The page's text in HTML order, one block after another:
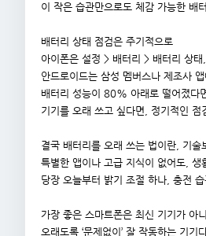
이 작은 습관만으로도 체감 가능한 배
배터리 상태 점검은 주기적으로
아이폰은 설정 > 배터리 > 배터리 상태,
안드로이드는 삼성 멤버스나 제조사
배터리 성능이 80% 아래로 떨어졌다
기기를 오래 쓰고 싶다면, 정기적인 점
결국 배터리를 오래 쓰는 법이란, 기술
특별한 앱이나 고급 지식이 없어도, 생
당장 오늘부터 밝기 조절 하나, 충전
가장 좋은 스마트폰은 최신 기기가 아
오래도록 ‘문제없이’ 잘 작동하는 기기